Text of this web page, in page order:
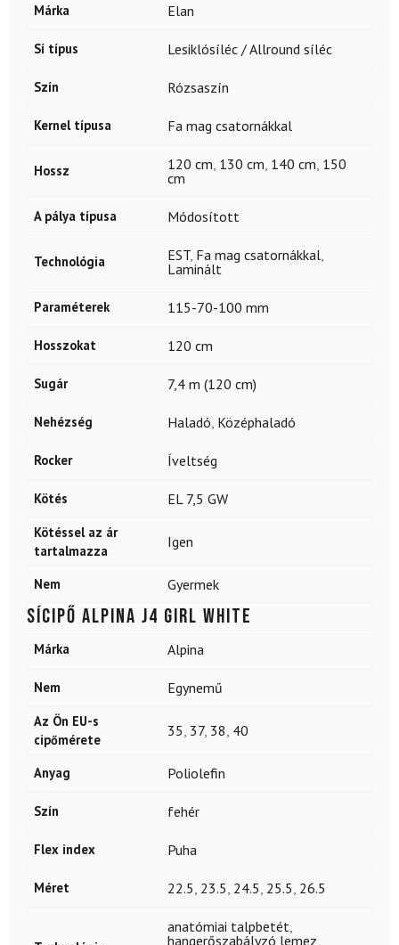
Márka Elan
Sí típus Lesiklósíléc / Allround síléc
Szín Rózsaszín
Kernel típusa Fa mag csatornákkal
Hossz 120 cm 130 cm 140 cm 150
cm
A pálya típusa Módosított
Technológia EST, Fa mag csatornákkal
Laminált
Paraméterek 115-70-100 mm
Hosszokat 120 cm
Sugár 7,4 m (120 cm)
Nehézség Haladó Középhaladó
Rocker Íveltség
Kötés EL 7,5 GW
Kötéssel az ár
tartalmazza
Igen
Nem Gyermek
Sícipő ALPINA J4 Girl White
Márka Alpina
Nem Egynemű
Az Ön EU-s
cipőmérete
35 37, 38 40
Anyag Poliolefin
Szín fehér
Flex index Puha
Méret 22.5 23.5 24.5 25.5 26.5
anatómiai talpbetét
hangerőszabályzó lemez